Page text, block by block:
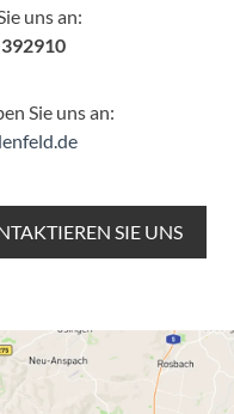
uns an:
Sie uns an:
SIE UNS